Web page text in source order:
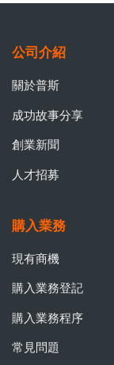
公司介紹
關於普斯
成功故事分享
創業新聞
人才招募
購入業務
現有商機
購入業務登記
購入業務程序
常見問題